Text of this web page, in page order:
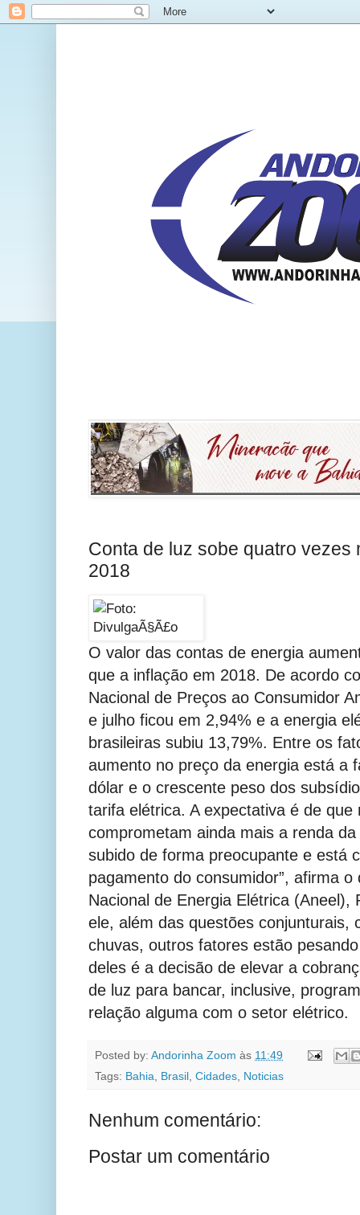
Conta de luz sobe quatro vezes
2018
O valor das contas de energia
que a inflação em 2018. De acordo
Nacional de Preços ao Consumidor
e julho ficou em 2,94% e a energia
brasileiras subiu 13,79%. Entre os
aumento no preço da energia está a
dólar e o crescente peso dos
tarifa elétrica. A expectativa é de que
comprometam ainda mais a renda
subido de forma preocupante e está
pagamento do consumidor”, afirma
Nacional de Energia Elétrica (Aneel),
ele, além das questões conjunturais,
chuvas, outros fatores estão
deles é a decisão de elevar a
de luz para bancar, inclusive,
relação alguma com o setor elétrico.
Posted by: Andorinha Zoom às 11:49
Tags: Bahia, Brasil , Cidades, Noticias
Nenhum comentário:
Postar um comentário